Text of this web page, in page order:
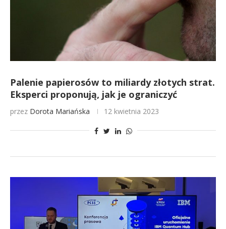
Palenie papierosów to miliardy złotych strat.
Eksperci proponują, jak je ograniczyć
przez Dorota Mariańska 12 kwietnia 2023